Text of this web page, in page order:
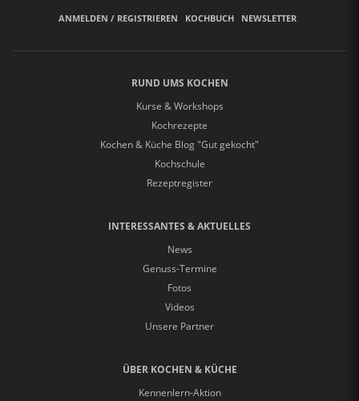
ANMELDEN / REGISTRIEREN KOCHBUCH NEWSLETTER
RUND UMS KOCHEN
Kurse & Workshops
Kochrezepte
Kochen & Küche Blog "Gut gekocht"
Kochschule
Rezeptregister
INTERESSANTES & AKTUELLES
News
Genuss-Termine
Fotos
Videos
Unsere Partner
ÜBER KOCHEN & KÜCHE
Kennenlern-Aktion